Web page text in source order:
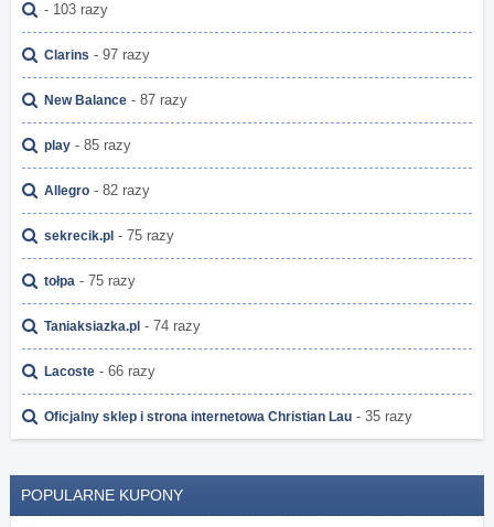
- 103 razy
Clarins - 97 razy
New Balance - 87 razy
play - 85 razy
Allegro - 82 razy
sekrecik.pl - 75 razy
tołpa - 75 razy
Taniaksiazka.pl - 74 razy
Lacoste - 66 razy
Oficjalny sklep i strona internetowa Christian Lau - 35 razy
POPULARNE KUPONY